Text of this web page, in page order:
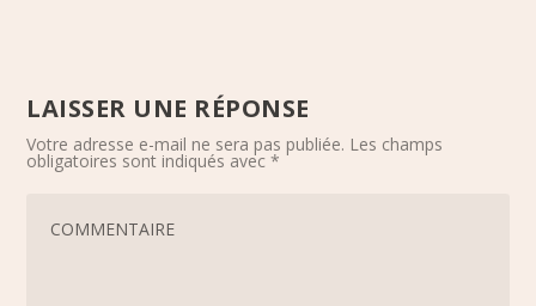
LAISSER UNE RÉPONSE
Votre adresse e-mail ne sera pas publiée. Les champs
obligatoires sont indiqués avec*